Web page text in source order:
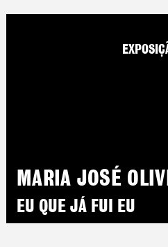
MARIA JOSÉ
EU QUE JÁ FUI EU